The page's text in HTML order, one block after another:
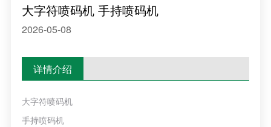
大字符喷码机 手持喷码机
2026-05-08
详情介绍
大字符喷码机
手持喷码机